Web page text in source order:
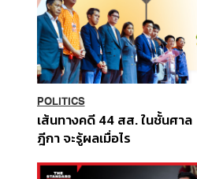
POLITICS
เส้นทางคดี 44 สส. ในชั้นศาล
ฎีกา จะรู้ผลเมื่อไร